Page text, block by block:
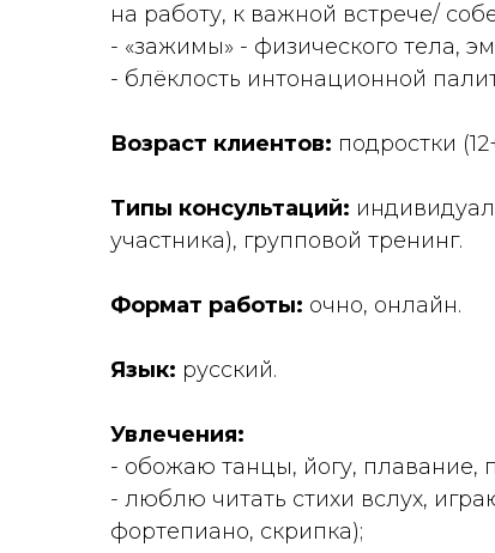
на работу, к важной встрече/
- «зажимы» - физического тела,
- блёклость интонационной
Возраст клиентов: подростки
Типы консультаций:
участника), групповой тренинг.
Формат работы: очно, онлайн.
Язык: русский.
Увлечения:
- обожаю танцы, йогу, плавание,
- люблю читать стихи вслух,
фортепиано, скрипка);